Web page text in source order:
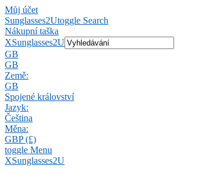
Můj účet
Sunglasses2Utoggle Search
Nákupní taška
XSunglasses2U
GB
GB
Země:
GB
Spojené království
Jazyk:
Čeština
Měna:
GBP (£)
toggle Menu
XSunglasses2U